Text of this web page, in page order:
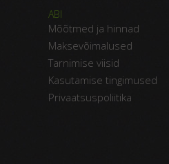
ABI
Mõõtmed ja hinnad
Maksevõimalused
Tarnimise viisid
Kasutamise tingimused
Privaatsuspoliitika